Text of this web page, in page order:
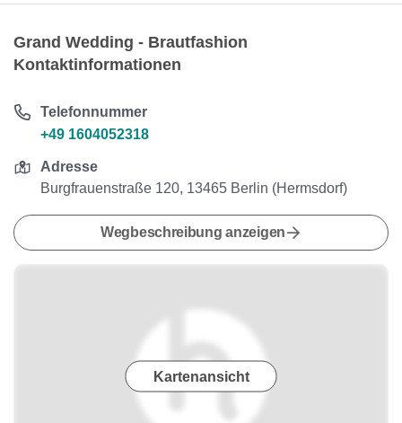
Grand Wedding - Brautfashion
Kontaktinformationen
Telefonnummer
+49 1604052318
Adresse
Burgfrauenstraße 120, 13465 Berlin (Hermsdorf)
Wegbeschreibung anzeigen
Kartenansicht